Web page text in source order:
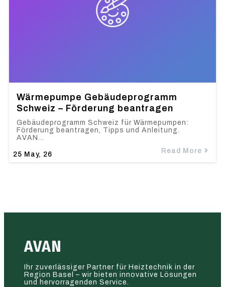
Wärmepumpe Gebäudeprogramm
Schweiz – Förderung beantragen
25 May, 26
Gebäudeprogramm Schweiz für Wärmepumpen:
Förderung beantragen, Tipps und Anleitung.
AVAN…
Read More
AVAN
Ihr zuverlässiger Partner für Heiztechnik in der
Region Basel – wir bieten innovative Lösungen
und hervorragenden Service.